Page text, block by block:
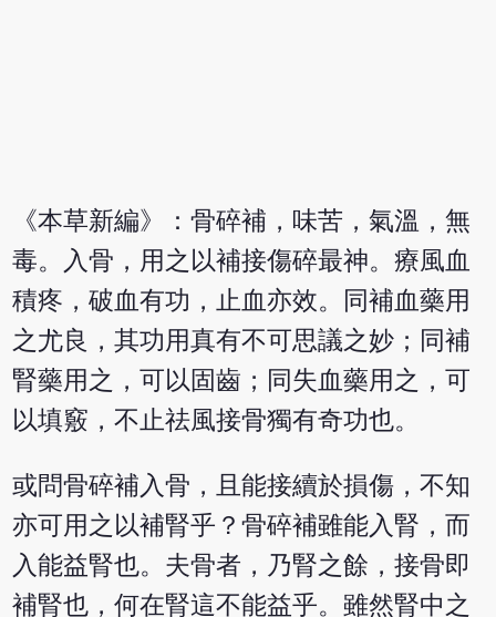
《本草新編》：骨碎補，味苦，氣溫，無
毒。入骨，用之以補接傷碎最神。療風血
積疼，破血有功，止血亦效。同補血藥用
之尤良，其功用真有不可思議之妙；同補
腎藥用之，可以固齒；同失血藥用之，可
以填竅，不止祛風接骨獨有奇功也。
或問骨碎補入骨，且能接續於損傷，不知
亦可用之以補腎乎？骨碎補雖能入腎，而
入能益腎也。夫骨者，乃腎之餘，接骨即
補腎也，何在腎這不能益乎。雖然腎中之